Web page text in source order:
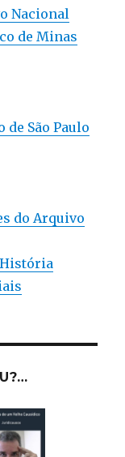
Nacional
de Minas
de São Paulo
do Arquivo